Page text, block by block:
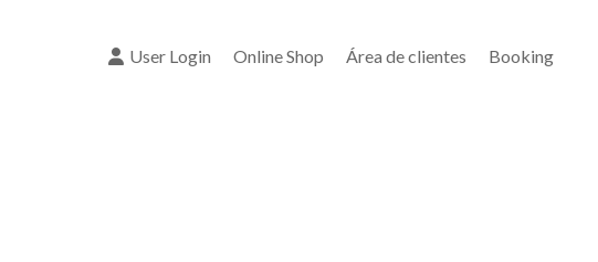
User Login Online Shop Área de clientes Booking